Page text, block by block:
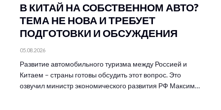
В КИТАЙ НА СОБСТВЕННОМ АВТО?
ТЕМА НЕ НОВА И ТРЕБУЕТ
ПОДГОТОВКИ И ОБСУЖДЕНИЯ
05.08.2026
Развитие автомобильного туризма между Россией и
Китаем – страны готовы обсудить этот вопрос. Это
озвучил министр экономического развития РФ Максим…